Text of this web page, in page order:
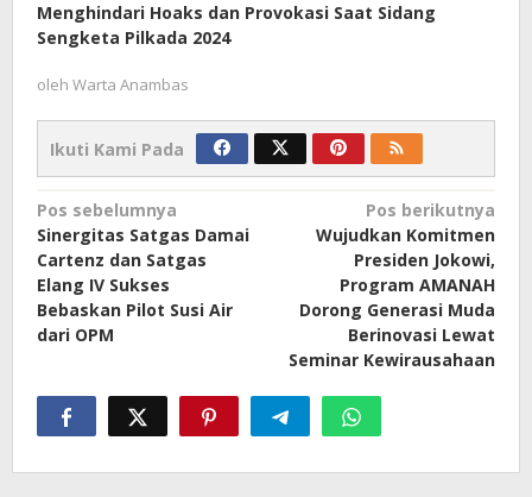
Menghindari Hoaks dan Provokasi Saat Sidang
Sengketa Pilkada 2024
oleh Warta Anambas
Ikuti Kami Pada
Navigasi
pos
Pos sebelumnya
Sinergitas Satgas Damai
Cartenz dan Satgas
Elang IV Sukses
Bebaskan Pilot Susi Air
dari OPM
Pos berikutnya
Wujudkan Komitmen
Presiden Jokowi,
Program AMANAH
Dorong Generasi Muda
Berinovasi Lewat
Seminar Kewirausahaan